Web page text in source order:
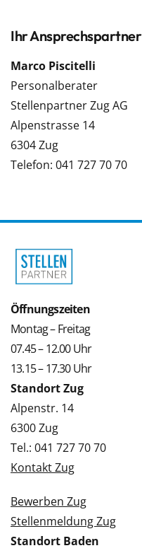
Ihr Ansprechspartner
Marco Piscitelli
Personalberater
Stellenpartner Zug AG
Alpenstrasse 14
6304 Zug
Telefon: 041 727 70 70
Öffnungszeiten
Montag – Freitag
07.45 – 12.00 Uhr
13.15 – 17.30 Uhr
Standort Zug
Alpenstr. 14
6300 Zug
Tel.: 041 727 70 70
Kontakt Zug
Bewerben Zug
Stellenmeldung Zug
Standort Baden